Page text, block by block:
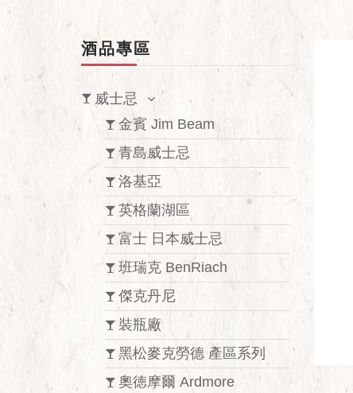
酒品專區
威士忌
金賓 Jim Beam
青島威士忌
洛基亞
英格蘭湖區
富士 日本威士忌
班瑞克 BenRiach
傑克丹尼
裝瓶廠
黑松麥克勞德 產區系列
奧徳摩爾 Ardmore